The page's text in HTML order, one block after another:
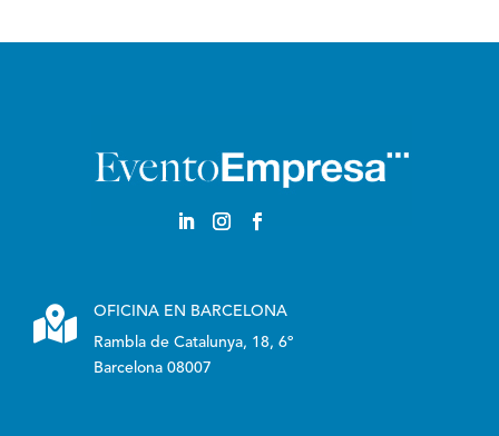

OFICINA EN BARCELONA
Rambla de Catalunya, 18, 6º
Barcelona 08007